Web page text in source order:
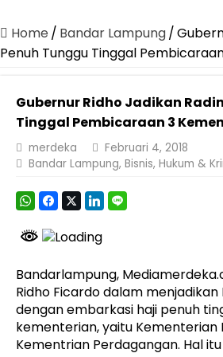
Home / Bandar Lampung/
Penuh Tunggu Tinggal
Gubernur Ridho Jadikan
Tinggal Pembicaraan 3
merdeka
Februari 4, 2018
Bandar Lampung, Bisnis, Hukum &
Bandarlampung,
Ridho Ficardo dalam
dengan embarkasi haji penuh
kementerian, yaitu
Kementrian Perdagangan. Hal